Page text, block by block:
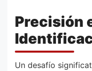
Precisión
Un desafío